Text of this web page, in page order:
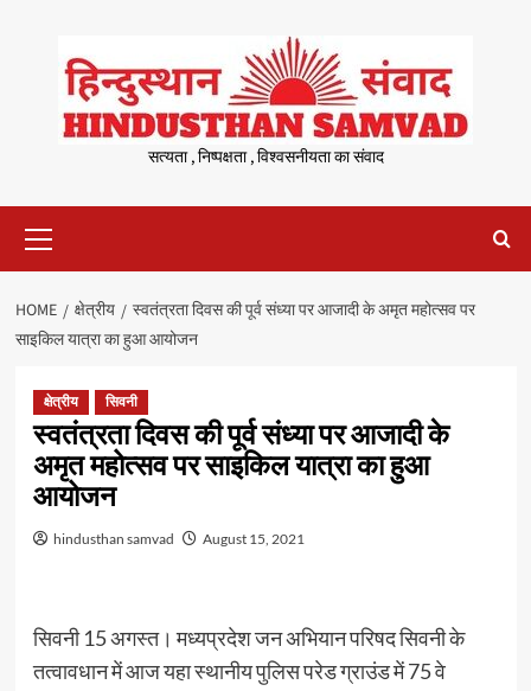
content
सत्यता , निष्पक्षता , विश्वसनीयता का संवाद
Menu
HOME क्षेत्रीय
स्वतंत्रता दिवस की पूर्व संध्या पर आजादी के अमृत महोत्सव पर
साइकिल यात्रा का हुआ आयोजन
क्षेत्रीय सिवनी
स्वतंत्रता दिवस की पूर्व संध्या पर आजादी के
अमृत महोत्सव पर साइकिल यात्रा का हुआ
आयोजन
hindusthan samvad August 15, 2021
सिवनी 15 अगस्त। मध्यप्रदेश जन अभियान परिषद सिवनी के
तत्वावधान में आज यहा स्थानीय पुलिस परेड ग्राउंड में 75 वे